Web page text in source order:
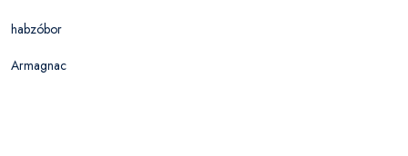
habzóbor
Armagnac